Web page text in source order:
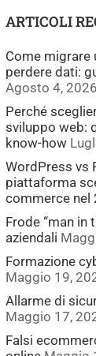
ARTICOLI
Come migrare
perdere dati:
Agosto 4, 2026
Perché
sviluppo web:
know-how
WordPress vs
piattaforma
commerce nel
Frode “man in
aziendali
Formazione
Maggio 19,
Allarme di
Maggio 17,
Falsi